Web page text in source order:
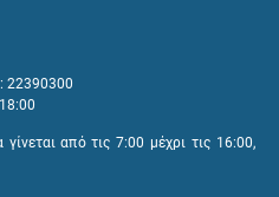
22390300
από τις 7:00 μέχρι τις 16:00,